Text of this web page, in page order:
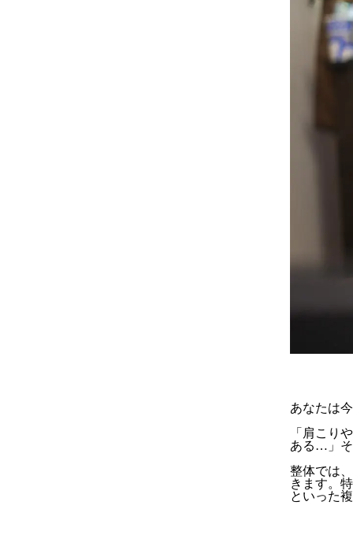
あなたは
「肩こり
ある…」そ
整体では
きます。
といった